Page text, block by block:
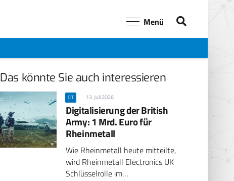
Menü
Das könnte Sie auch interessieren
CIT 13. Juli 2026
Digitalisierung der British
Army: 1 Mrd. Euro für
Rheinmetall
Wie Rheinmetall heute mitteilte,
wird Rheinmetall Electronics UK
Schlüsselrolle im…